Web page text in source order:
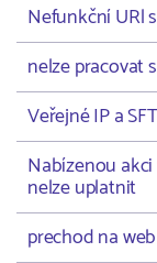
Nefunkční URl
nelze pracovat
Veřejné IP a
Nabízenou
nelze uplatnit
prechod na